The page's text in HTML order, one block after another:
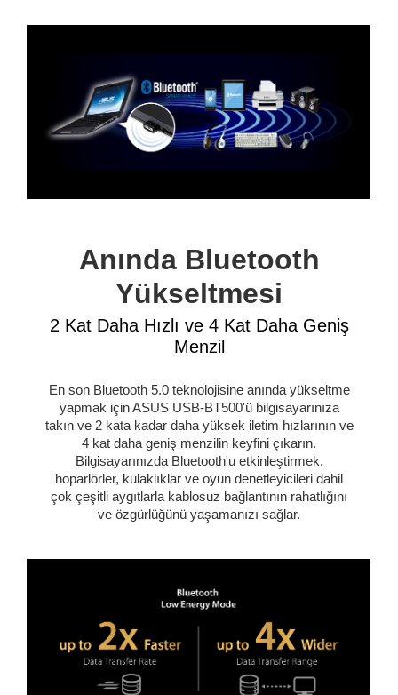
Anında Bluetooth
Yükseltmesi
2 Kat Daha Hızlı ve 4 Kat Daha Geniş
Menzil
En son Bluetooth 5.0 teknolojisine anında yükseltme
yapmak için ASUS USB-BT500'ü bilgisayarınıza
takın ve 2 kata kadar daha yüksek iletim hızlarının ve
4 kat daha geniş menzilin keyfini çıkarın.
Bilgisayarınızda Bluetooth'u etkinleştirmek,
hoparlörler, kulaklıklar ve oyun denetleyicileri dahil
çok çeşitli aygıtlarla kablosuz bağlantının rahatlığını
ve özgürlüğünü yaşamanızı sağlar.